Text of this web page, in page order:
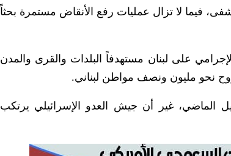
فيما لا تزال عمليات رفع الأنقاض مستمرة بحثاً
على لبنان مستهدفاً البلدات والقرى والمدن
نحو مليون ونصف مواطن لبناني.
الماضي، غير أن جيش العدو الإسرائيلي يرتكب